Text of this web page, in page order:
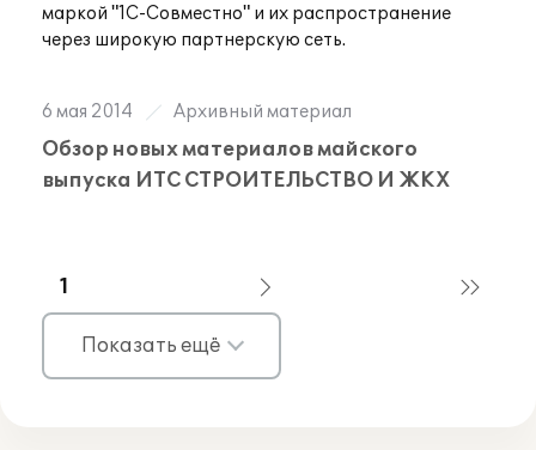
маркой "1С-Совместно" и их распространение
через широкую партнерскую сеть.
6 мая 2014 Архивный материал
Обзор новых материалов майского
выпуска ИТС СТРОИТЕЛЬСТВО И ЖКХ
Показать ещё
1